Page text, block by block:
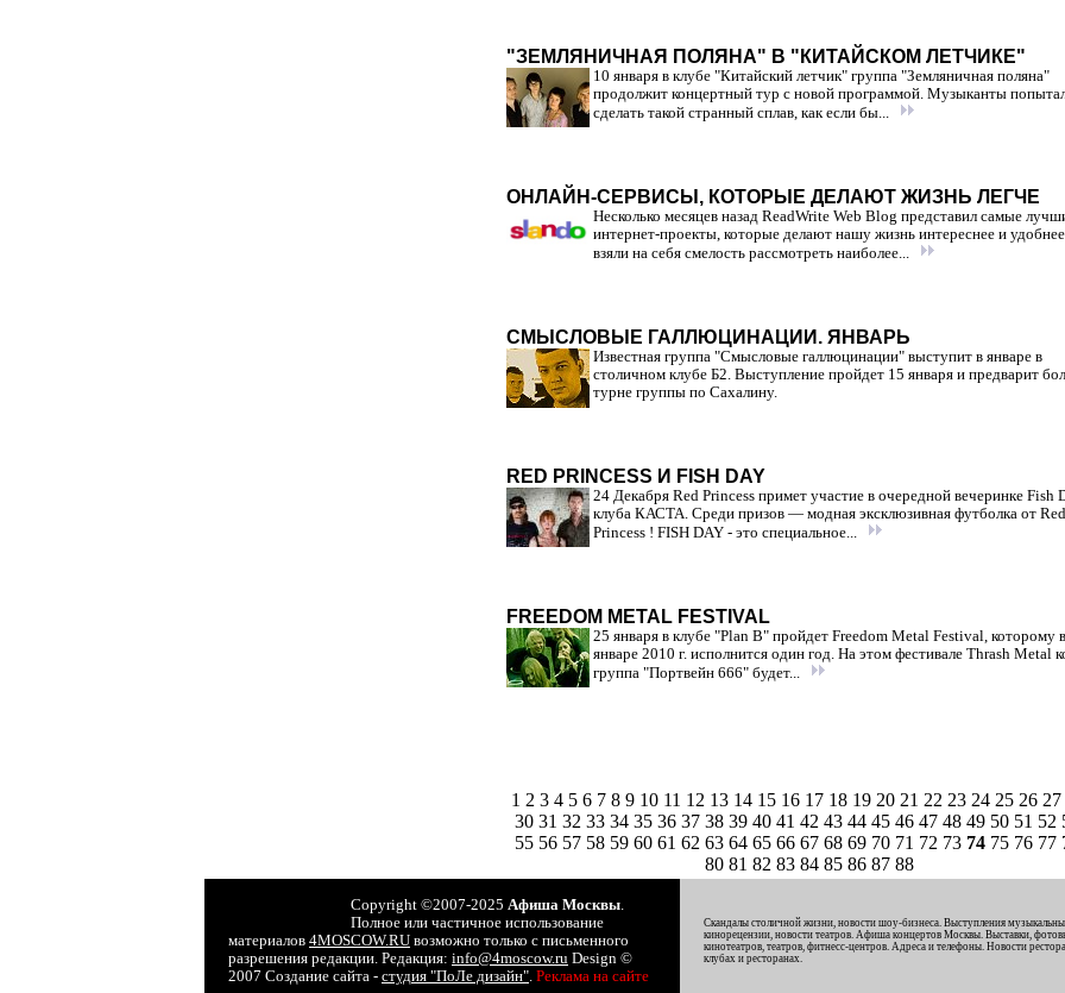
"ЗЕМЛЯНИЧНАЯ ПОЛЯНА" В "КИТАЙСКОМ ЛЕТЧИКЕ"
10 января в клубе "Китайский летчик" группа "Земляничная поляна"
продолжит концертный тур с новой программой. Музыканты
сделать такой странный сплав, как если бы...
ОНЛАЙН-СЕРВИСЫ, КОТОРЫЕ ДЕЛАЮТ ЖИЗНЬ ЛЕГЧЕ
Несколько месяцев назад ReadWrite Web Blog представил самые
интернет-проекты, которые делают нашу жизнь интереснее и
взяли на себя смелость рассмотреть наиболее...
СМЫСЛОВЫЕ ГАЛЛЮЦИНАЦИИ. ЯНВАРЬ
Известная группа "Смысловые галлюцинации" выступит в январе в
столичном клубе Б2. Выступление пройдет 15 января и предварит
турне группы по Сахалину.
RED PRINCESS И FISH DAY
24 Декабря Red Princess примет участие в очередной вечеринке Fish
клуба КАСТА. Среди призов — модная эксклюзивная футболка от Red
Princess ! FISH DAY - это специальное...
FREEDOM METAL FESTIVAL
25 января в клубе "Plan B" пройдет Freedom Metal Festival, которому в
январе 2010 г. исполнится один год. На этом фестивале Thrash Metal
группа "Портвейн 666" будет...
1 2 3 4 5 6 7 8 9 10 11 12 13 14 15 16 17 18 19 20 21 22 23 24 25 26 27
30 31 32 33 34 35 36 37 38 39 40 41 42 43 44 45 46 47 48 49 50 51 52
55 56 57 58 59 60 61 62 63 64 65 66 67 68 69 70 71 72 73 74 75 76 77
80 81 82 83 84 85 86 87 88
Copyright ©2007-2025 Афиша Москвы.
Полное или частичное использование
материалов 4MOSCOW.RU возможно только с письменного
разрешения редакции. Редакция: info@4moscow.ru Design ©
2007 Создание сайта - студия "ПоЛе дизайн". Реклама на сайте
Скандалы столичной жизни, новости шоу-бизнеса. Выступления
кинорецензии, новости театров. Афиша концертов Москвы. Выставки,
кинотеатров, театров, фитнесс-центров. Адреса и телефоны. Новости
клубах и ресторанах.